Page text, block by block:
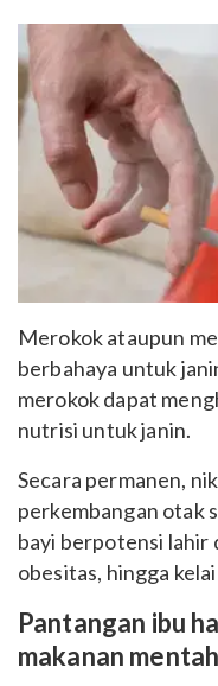
Merokok ataupun
berbahaya untuk
merokok dapat
nutrisi untuk janin.
Secara permanen,
perkembangan otak
bayi berpotensi lahir
obesitas, hingga
Pantangan ibu
makanan mentah